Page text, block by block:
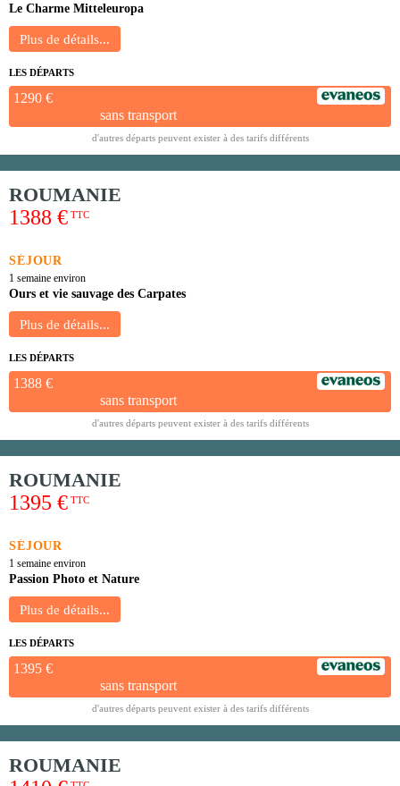
Le Charme Mitteleuropa
LES DÉPARTS
1290 €
sans transport
d'autres départs peuvent exister à des tarifs différents
ROUMANIE
1388 € TTC
SÉJOUR
1 semaine environ
Ours et vie sauvage des Carpates
LES DÉPARTS
1388 €
sans transport
d'autres départs peuvent exister à des tarifs différents
ROUMANIE
1395 € TTC
SÉJOUR
1 semaine environ
Passion Photo et Nature
LES DÉPARTS
1395 €
sans transport
d'autres départs peuvent exister à des tarifs différents
ROUMANIE